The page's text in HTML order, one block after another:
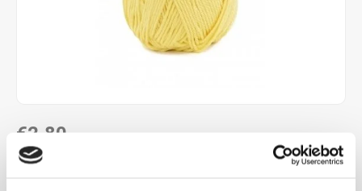
€2,80
DIRECT LEVERBAAR